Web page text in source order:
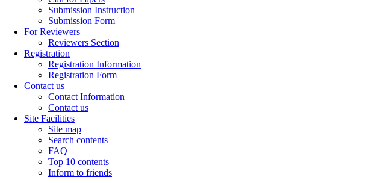
Submission Instruction
Submission Form
For Reviewers
Reviewers Section
Registration
Registration Information
Registration Form
Contact us
Contact Information
Contact us
Site Facilities
Site map
Search contents
FAQ
Top 10 contents
Inform to friends